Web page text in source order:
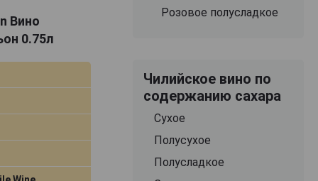
Вино
0.75л
Розовое полусладкое
Чилийское вино по
содержанию сахара
Сухое
Полусухое
Полусладкое